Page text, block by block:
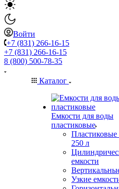
Войти
+7 (831) 266-16-15
+7 (831) 266-16-15
8 (800) 500-78-35
Каталог
Емкости для воды
пластиковые
Пластиковые
250 л
емкости
Узкие